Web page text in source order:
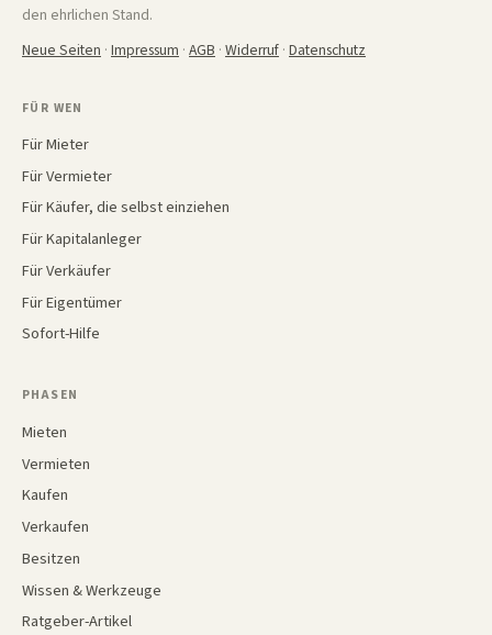
den ehrlichen Stand.
Neue Seiten · Impressum · AGB · Widerruf · Datenschutz
FÜR WEN
Für Mieter
Für Vermieter
Für Käufer, die selbst einziehen
Für Kapitalanleger
Für Verkäufer
Für Eigentümer
Sofort-Hilfe
PHASEN
Mieten
Vermieten
Kaufen
Verkaufen
Besitzen
Wissen & Werkzeuge
Ratgeber-Artikel